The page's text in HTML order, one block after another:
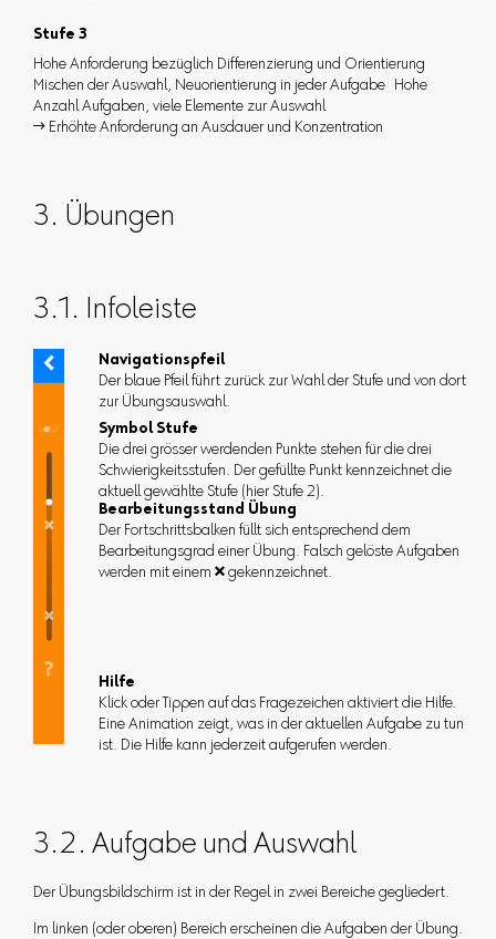
Stufe 3
Hohe Anforderung bezüglich Differenzierung und Orientierung
Mischen der Auswahl, Neuorientierung in jeder Aufgabe Hohe
Anzahl Aufgaben, viele Elemente zur Auswahl
 Erhöhte Anforderung an Ausdauer und Konzentration
3. Übungen
3.1. Infoleiste
Navigationspfeil
Der blaue Pfeil führt zurück zur Wahl der Stufe und von dort
zur Übungsauswahl.
Symbol Stufe
Die drei grösser werdenden Punkte stehen für die drei
Schwierigkeitsstufen. Der gefüllte Punkt kennzeichnet die
aktuell gewählte Stufe (hier Stufe 2).
Bearbeitungsstand Übung
Der Fortschrittsbalken füllt sich entsprechend dem
Bearbeitungsgrad einer Übung. Falsch gelöste Aufgaben
werden mit einem  gekennzeichnet.
Hilfe
Klick oder Tippen auf das Fragezeichen aktiviert die Hilfe.
Eine Animation zeigt, was in der aktuellen Aufgabe zu tun
ist. Die Hilfe kann jederzeit aufgerufen werden.
3.2. Aufgabe und Auswahl
Der Übungsbildschirm ist in der Regel in zwei Bereiche gegliedert.
Im linken (oder oberen) Bereich erscheinen die Aufgaben der Übung.